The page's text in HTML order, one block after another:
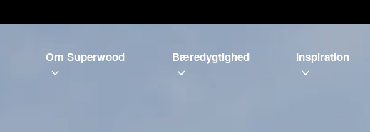
Om Superwood Bæredygtighed Inspiration